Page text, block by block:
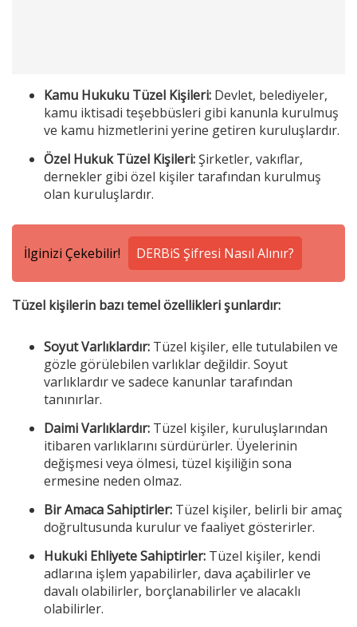
Kamu Hukuku Tüzel Kişileri: Devlet, belediyeler,
kamu iktisadi teşebbüsleri gibi kanunla kurulmuş
ve kamu hizmetlerini yerine getiren kuruluşlardır.
Özel Hukuk Tüzel Kişileri: Şirketler, vakıflar,
dernekler gibi özel kişiler tarafından kurulmuş
olan kuruluşlardır.
İlginizi Çekebilir! DERBiS Şifresi Nasıl Alınır?
Tüzel kişilerin bazı temel özellikleri şunlardır:
Soyut Varlıklardır: Tüzel kişiler, elle tutulabilen ve
gözle görülebilen varlıklar değildir. Soyut
varlıklardır ve sadece kanunlar tarafından
tanınırlar.
Daimi Varlıklardır: Tüzel kişiler, kuruluşlarından
itibaren varlıklarını sürdürürler. Üyelerinin
değişmesi veya ölmesi, tüzel kişiliğin sona
ermesine neden olmaz.
Bir Amaca Sahiptirler: Tüzel kişiler, belirli bir amaç
doğrultusunda kurulur ve faaliyet gösterirler.
Hukuki Ehliyete Sahiptirler: Tüzel kişiler, kendi
adlarına işlem yapabilirler, dava açabilirler ve
davalı olabilirler, borçlanabilirler ve alacaklı
olabilirler.